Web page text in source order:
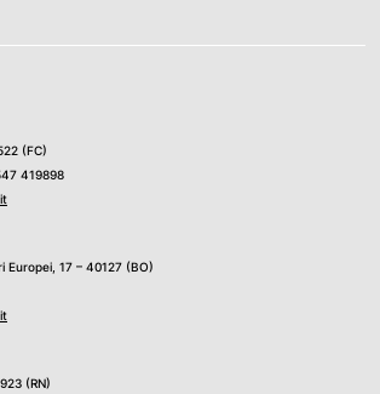
(FC)
419898
17 – 40127 (BO)
(RN)